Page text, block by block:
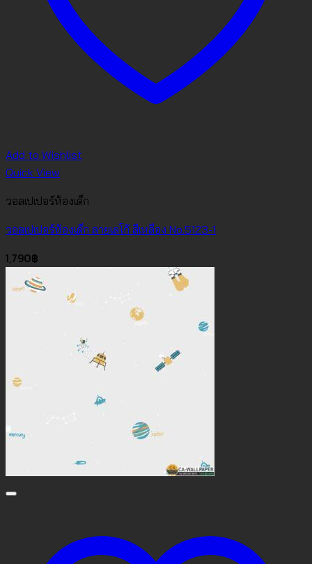
Add to Wishlist
Quick View
วอลเปเปอร์ห้องเด็ก
วอลเปเปอร์ห้องเด็ก ลายเลโก้ สีเหลือง No.5123-1
1,790฿